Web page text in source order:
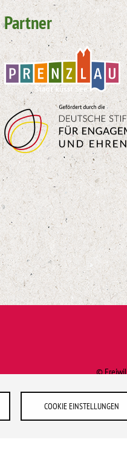
COOKIE EINSTELLUNGEN
Partner
©